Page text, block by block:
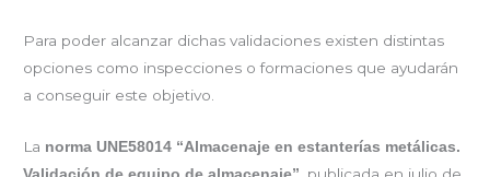
Para poder alcanzar dichas validaciones existen distintas
opciones como inspecciones o formaciones que ayudarán
a conseguir este objetivo.
La norma UNE58014 “Almacenaje en estanterías metálicas.
, publicada en julio de